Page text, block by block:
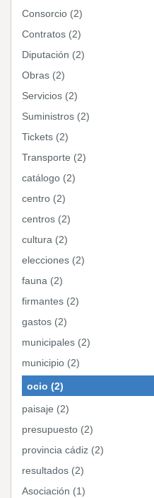
Consorcio (2)
Contratos (2)
Diputación (2)
Obras (2)
Servicios (2)
Suministros (2)
Tickets (2)
Transporte (2)
catálogo (2)
centro (2)
centros (2)
cultura (2)
elecciones (2)
fauna (2)
firmantes (2)
gastos (2)
municipales (2)
municipio (2)
ocio (2)
paisaje (2)
presupuesto (2)
provincia cádiz (2)
resultados (2)
Asociación (1)